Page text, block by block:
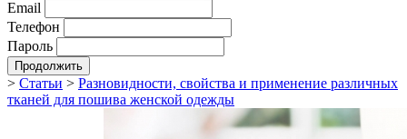
Email
Телефон
Пароль
Продолжить
> Статьи > Разновидности, свойства и применение различных
тканей для пошива женской одежды